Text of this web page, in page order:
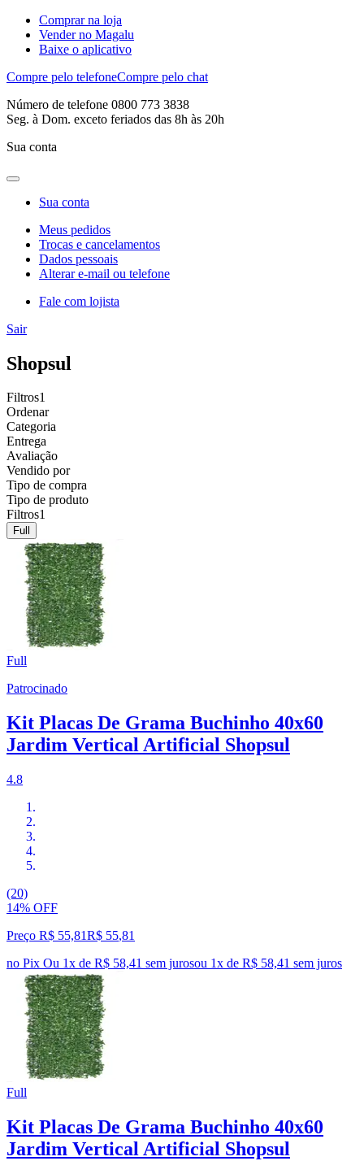
Comprar na loja
Vender no Magalu
Baixe o aplicativo
Compre pelo telefoneCompre pelo chat
Número de telefone 0800 773 3838
Seg. à Dom. exceto feriados das 8h às 20h
Sua conta
Sua conta
Meus pedidos
Trocas e cancelamentos
Dados pessoais
Alterar e-mail ou telefone
Fale com lojista
Sair
Shopsul
Filtros1
Ordenar
Categoria
Entrega
Avaliação
Vendido por
Tipo de compra
Tipo de produto
Filtros1
Full
Full
Patrocinado
Kit Placas De Grama Buchinho 40x60
Jardim Vertical Artificial Shopsul
4.8
(20)
14% OFF
Preço R$ 55,81R$ 55,81
no Pix Ou 1x de R$ 58,41 sem jurosou 1x de R$ 58,41 sem juros
Full
Kit Placas De Grama Buchinho 40x60
Jardim Vertical Artificial Shopsul